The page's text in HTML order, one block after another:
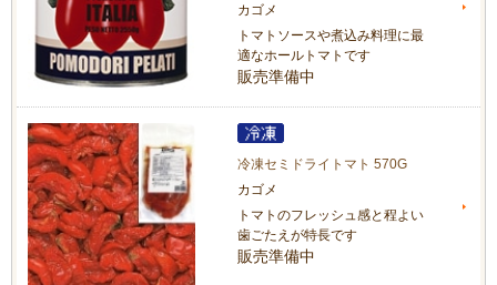
カゴメ
トマトソースや煮込み料理に最
適なホールトマトです
販売準備中
冷凍セミドライトマト 570G
カゴメ
トマトのフレッシュ感と程よい
歯ごたえが特長です
販売準備中